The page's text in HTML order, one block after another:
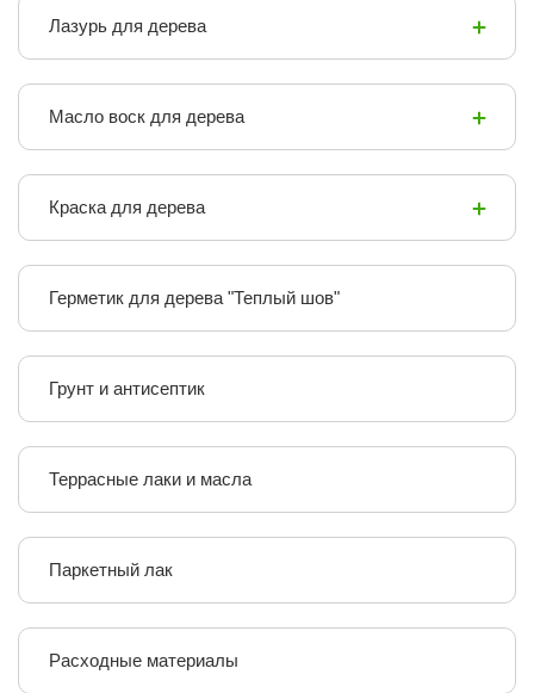
Лазурь для дерева
Масло воск для дерева
Краска для дерева
Герметик для дерева "Теплый шов"
Грунт и антисептик
Террасные лаки и масла
Паркетный лак
Расходные материалы